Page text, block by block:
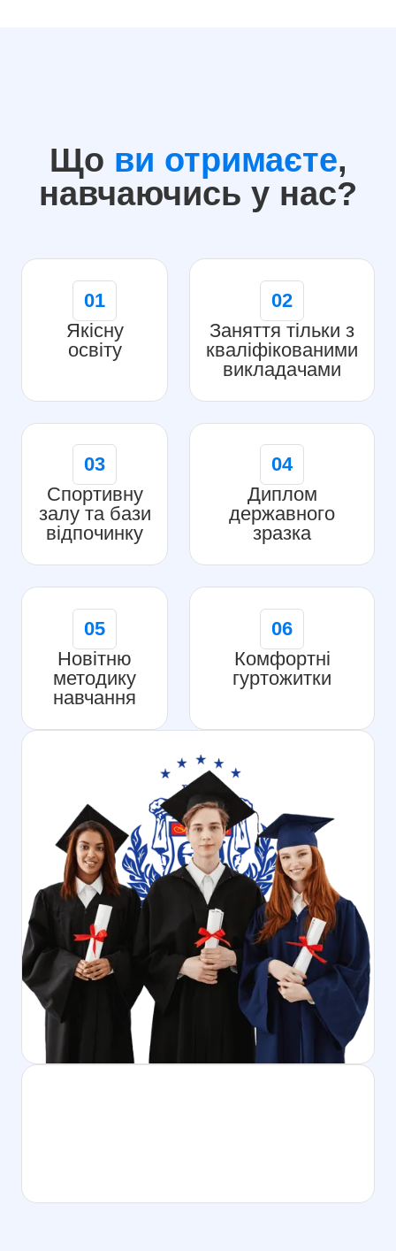
Що ви отримаєте,
навчаючись у нас?
01
Якісну
освіту
02
Заняття тільки з
кваліфікованими
викладачами
03
Спортивну
залу та бази
відпочинку
04
Диплом
державного
зразка
05
Новітню
методику
навчання
06
Комфортні
гуртожитки